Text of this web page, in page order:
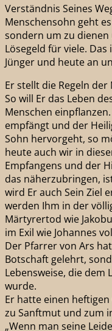
Verständnis Seines
Menschensohn geht
sondern um zu dienen
Lösegeld für viele.
Jünger und heute an
Er stellt die Regeln
So will Er das Leben
Menschen
empfängt und der
Sohn hervorgeht, so
heute auch wir in
Empfangens und der
das näherzubringen,
wird Er auch Sein Ziel
werden Ihm in der
Märtyrertod wie
im Exil wie Johannes
Der Pfarrer von Ars
Botschaft gelehrt,
Lebensweise, die dem
wurde.
Er hatte einen
zu Sanftmut und zum
„Wenn man seine